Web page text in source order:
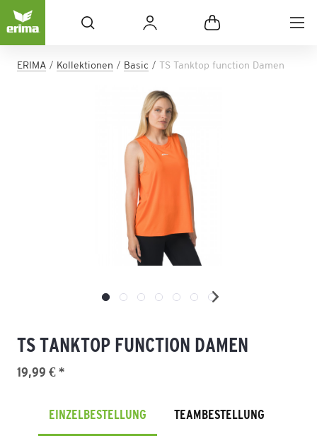
ERIMA Kollektionen Basic TS Tanktop function Damen
TS TANKTOP FUNCTION DAMEN
19,99 € *
EINZELBESTELLUNG TEAMBESTELLUNG